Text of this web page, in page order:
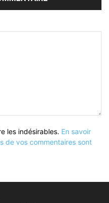
les indésirables. En savoir
de vos commentaires sont